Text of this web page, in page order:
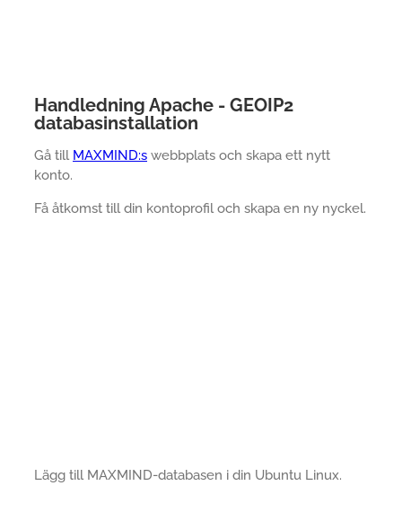
Handledning Apache - GEOIP2
databasinstallation
Gå till MAXMIND:s webbplats och skapa ett nytt
konto.
Få åtkomst till din kontoprofil och skapa en ny nyckel.
Lägg till MAXMIND-databasen i din Ubuntu Linux.